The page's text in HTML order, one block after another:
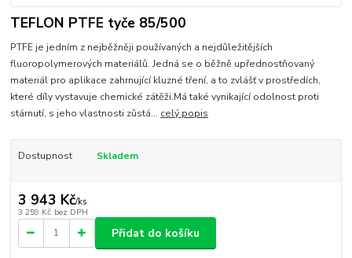
TEFLON PTFE tyče 85/500
PTFE je jedním z nejběžněji používaných a nejdůležitějších
fluoropolymerových materiálů. Jedná se o běžně upřednostňovaný
materiál pro aplikace zahrnující kluzné tření, a to zvlášť v prostředích,
které díly vystavuje chemické zátěži.Má také vynikající odolnost proti
stárnutí, s jeho vlastnosti zůstá... celý popis
Dostupnost Skladem
3 943 Kč/ks
3 259 Kč bez DPH
Přidat do košíku